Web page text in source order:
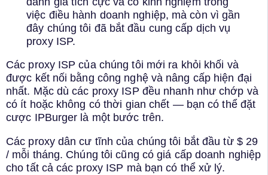
việc điều hành doanh nghiệp, mà còn vì gần
đây chúng tôi đã bắt đầu cung cấp dịch vụ
proxy ISP.
Các proxy ISP của chúng tôi mới ra khỏi khối và
được kết nối bằng công nghệ và nâng cấp hiện đại
nhất. Mặc dù các proxy ISP đều nhanh như chớp và
có ít hoặc không có thời gian chết — bạn có thể đặt
cược IPBurger là một bước trên.
Các proxy dân cư tĩnh của chúng tôi bắt đầu từ $ 29
/ mỗi tháng. Chúng tôi cũng có giá cấp doanh nghiệp
cho tất cả các proxy ISP mà bạn có thể xử lý.